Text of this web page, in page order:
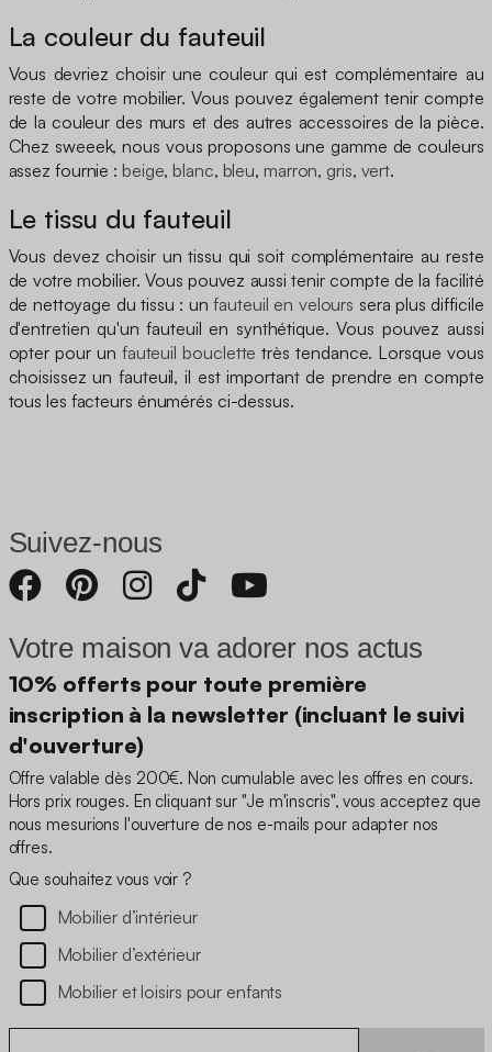
La couleur du fauteuil
Vous devriez choisir une couleur qui est complémentaire au
reste de votre mobilier. Vous pouvez également tenir compte
de la couleur des murs et des autres accessoires de la pièce.
Chez sweeek, nous vous proposons une gamme de couleurs
assez fournie : beige, blanc, bleu, marron, gris, vert.
Le tissu du fauteuil
Vous devez choisir un tissu qui soit complémentaire au reste
de votre mobilier. Vous pouvez aussi tenir compte de la facilité
de nettoyage du tissu : unfauteuil en velours sera plus difficile
d'entretien qu'un fauteuil en synthétique. Vous pouvez aussi
opter pour un fauteuil bouclette très tendance. Lorsque vous
choisissez un fauteuil, il est important de prendre en compte
tous les facteurs énumérés ci-dessus.
Suivez-nous
Votre maison va adorer nos actus
10% offerts pour toute première
inscription à la newsletter (incluant le suivi
d'ouverture)
Offre valable dès 200€. Non cumulable avec les offres en cours.
Hors prix rouges. En cliquant sur "Je m'inscris", vous acceptez que
nous mesurions l'ouverture de nos e-mails pour adapter nos
offres.
Que souhaitez vous voir ?
Mobilier d’intérieur
Mobilier d’extérieur
Mobilier et loisirs pour enfants